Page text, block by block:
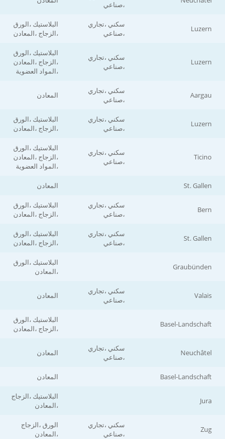
،صناعي
Luzern
سكني ،تجاري
،صناعي
البلاستيك ،الورق
،الزجاج ،المعادن
Luzern
سكني ،تجاري
،صناعي
البلاستيك ،الورق
،الزجاج ،المعادن
،المواد العضوية
Aargau
سكني ،تجاري
،صناعي
المعادن
Luzern
سكني ،تجاري
،صناعي
البلاستيك ،الورق
،الزجاج ،المعادن
Ticino
سكني ،تجاري
،صناعي
البلاستيك ،الورق
،الزجاج ،المعادن
،المواد العضوية
St. Gallen المعادن
Bern
سكني ،تجاري
،صناعي
البلاستيك ،الورق
،الزجاج ،المعادن
St. Gallen
سكني ،تجاري
،صناعي
البلاستيك ،الورق
،الزجاج ،المعادن
Graubünden
البلاستيك ،الورق
،المعادن
Valais
سكني ،تجاري
،صناعي
المعادن
Basel-Landschaft
البلاستيك ،الورق
،الزجاج ،المعادن
Neuchâtel
سكني ،تجاري
،صناعي
المعادن
Basel-Landschaft المعادن
Jura
البلاستيك ،الزجاج
،المعادن
Zug
سكني ،تجاري
،صناعي
الورق ،الزجاج
،المعادن